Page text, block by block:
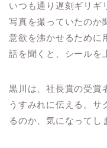
いつも通り遅刻ギリギ
写真を撮っていたのか
意欲を沸かせるために
話を聞くと、シールを
黒川は、社長賞の受賞
うすみれに伝える。サ
るのか、気になってし